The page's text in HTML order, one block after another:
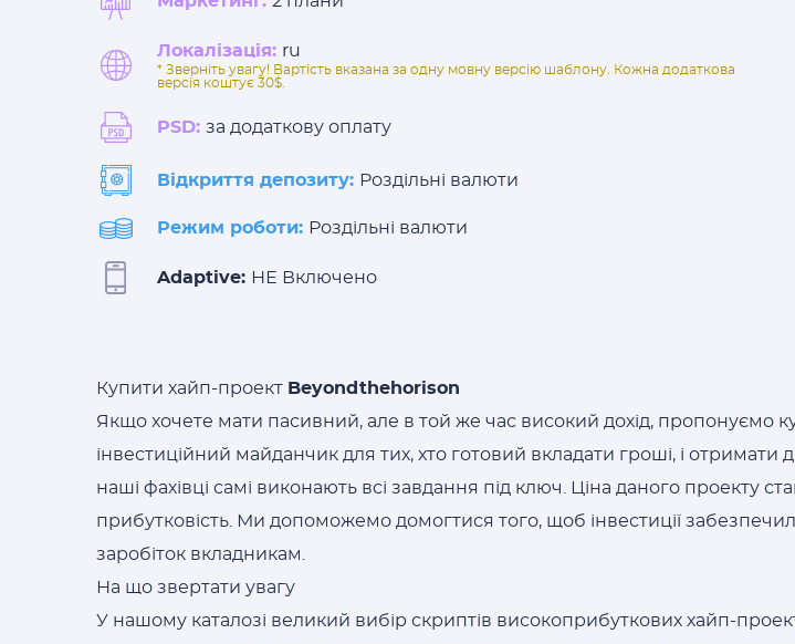
Локалізація: ru
* Зверніть увагу! Вартість вказана за одну мовну версію шаблону. Кожна додаткова
версія коштує 30$.
PSD: за додаткову оплату
Відкриття депозиту: Роздільні валюти
Режим роботи: Роздільні валюти
Adaptive: НЕ Включено
Купити хайп-проект Beyondthehorison
Якщо хочете мати пасивний, але в той же час високий дохід, пропонуємо
інвестиційний майданчик для тих, хто готовий вкладати гроші, і
наші фахівці самі виконають всі завдання під ключ. Ціна даного проекту
прибутковість. Ми допоможемо домогтися того, щоб інвестиції
заробіток вкладникам.
На що звертати увагу
У нашому каталозі великий вибір скриптів високоприбуткових хайп-